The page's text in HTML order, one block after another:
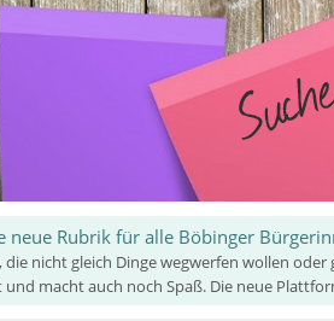
neue Rubrik für alle Böbinger
die nicht gleich Dinge wegwerfen wollen
und macht auch noch Spaß. Die neue